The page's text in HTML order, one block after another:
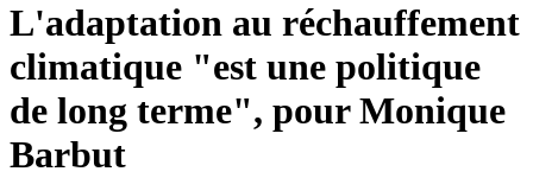
L'adaptation au réchauffement
climatique "est une politique
de long terme", pour Monique
Barbut